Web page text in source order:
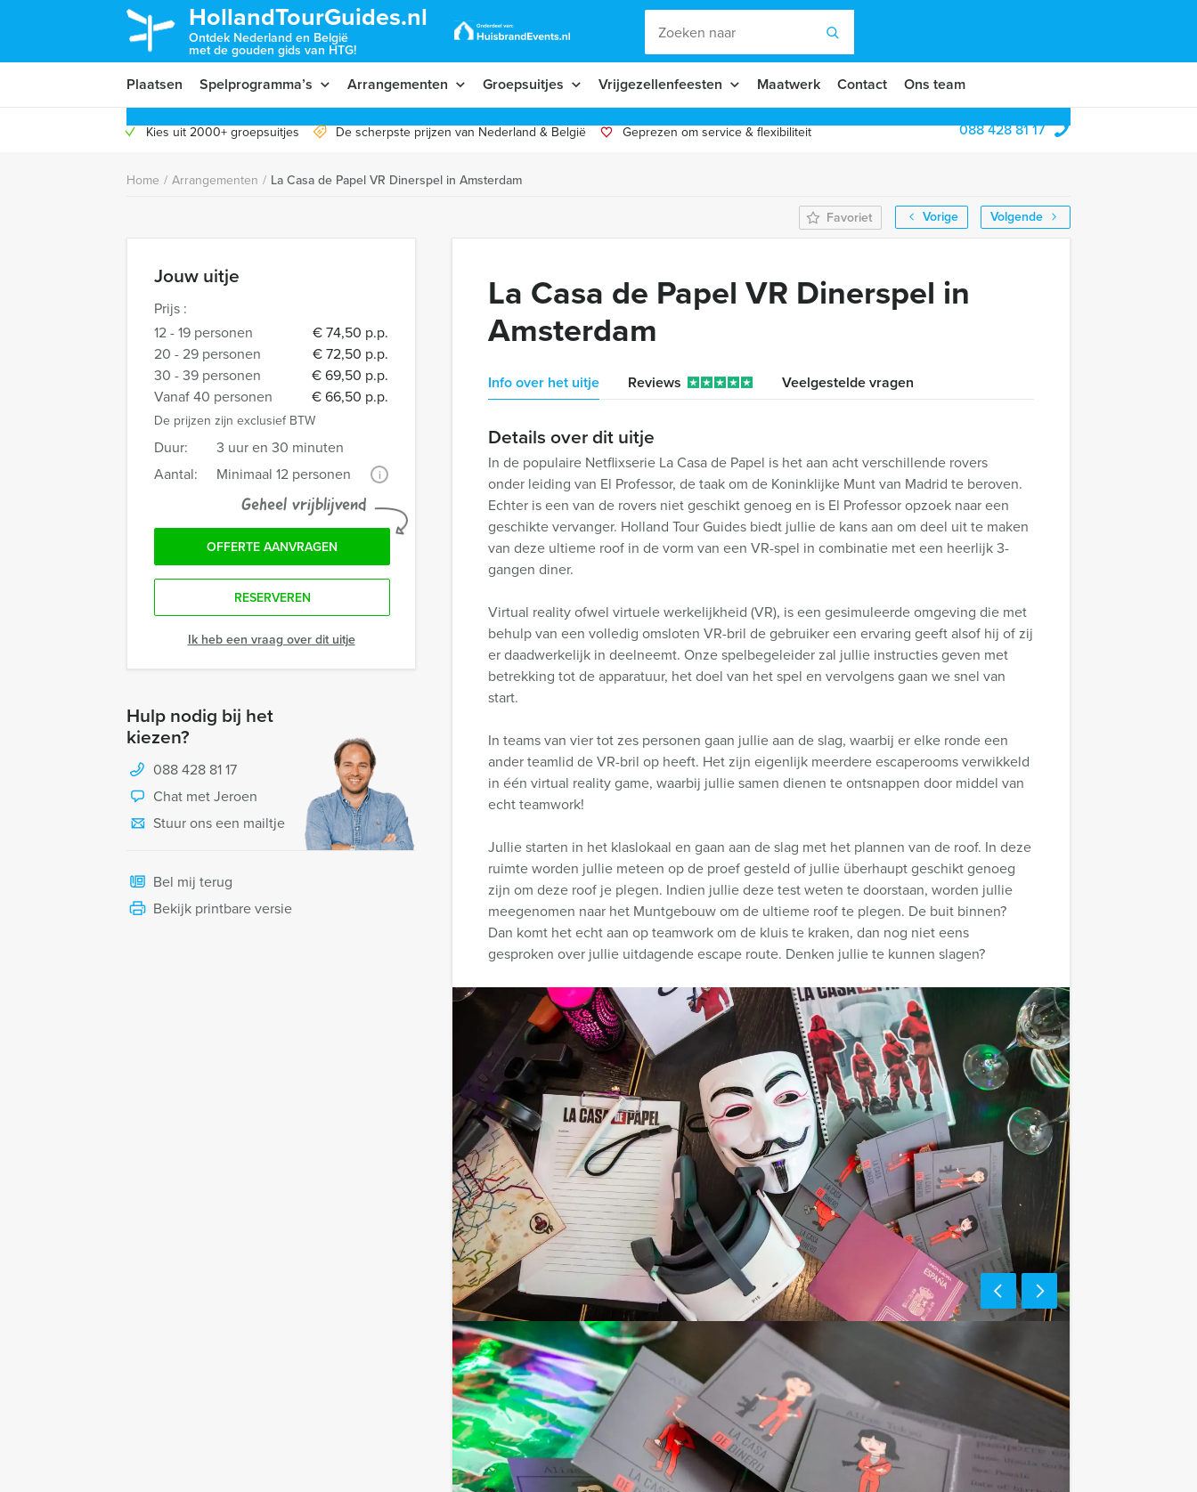
HollandTourGuides.nl
Ontdek Nederland en België
met de gouden gids van HTG!
Plaatsen Spelprogramma’s Arrangementen Groepsuitjes Vrijgezellenfeesten Maatwerk Contact Ons team
Kies uit 2000+ groepsuitjes De scherpste prijzen van Nederland & België Geprezen om service & flexibiliteit 088 428 81 17
Home / Arrangementen / La Casa de Papel VR Dinerspel in Amsterdam
Vorige
Volgende
Favoriet
Jouw uitje
Prijs :
12 - 19 personen
€ 74,50 p.p.
20 - 29 personen
€ 72,50 p.p.
30 - 39 personen
€ 69,50 p.p.
Vanaf 40 personen
€ 66,50 p.p.
De prijzen zijn exclusief BTW
Duur:
3 uur en 30 minuten
Aantal:
Minimaal 12 personen i
Geheel vrijblijvend
OFFERTE AANVRAGEN
RESERVEREN
Ik heb een vraag over dit uitje
Hulp nodig bij het
kiezen?
088 428 81 17
Chat met Jeroen
Stuur ons een mailtje
Bel mij terug
Bekijk printbare versie
La Casa de Papel VR Dinerspel in
Amsterdam
Info over het uitje Reviews Veelgestelde vragen
Details over dit uitje
In de populaire Netflixserie La Casa de Papel is het aan acht verschillende rovers
onder leiding van El Professor, de taak om de Koninklijke Munt van Madrid te beroven.
Echter is een van de rovers niet geschikt genoeg en is El Professor opzoek naar een
geschikte vervanger. Holland Tour Guides biedt jullie de kans aan om deel uit te maken
van deze ultieme roof in de vorm van een VR-spel in combinatie met een heerlijk 3-
gangen diner.
Virtual reality ofwel virtuele werkelijkheid (VR), is een gesimuleerde omgeving die met
behulp van een volledig omsloten VR-bril de gebruiker een ervaring geeft alsof hij of zij
er daadwerkelijk in deelneemt. Onze spelbegeleider zal jullie instructies geven met
betrekking tot de apparatuur, het doel van het spel en vervolgens gaan we snel van
start.
In teams van vier tot zes personen gaan jullie aan de slag, waarbij er elke ronde een
ander teamlid de VR-bril op heeft. Het zijn eigenlijk meerdere escaperooms verwikkeld
in één virtual reality game, waarbij jullie samen dienen te ontsnappen door middel van
echt teamwork!
Jullie starten in het klaslokaal en gaan aan de slag met het plannen van de roof. In deze
ruimte worden jullie meteen op de proef gesteld of jullie überhaupt geschikt genoeg
zijn om deze roof je plegen. Indien jullie deze test weten te doorstaan, worden jullie
meegenomen naar het Muntgebouw om de ultieme roof te plegen. De buit binnen?
Dan komt het echt aan op teamwork om de kluis te kraken, dan nog niet eens
gesproken over jullie uitdagende escape route. Denken jullie te kunnen slagen?
Inclusief:
Professionele begeleiding
Moderne VR-brillen